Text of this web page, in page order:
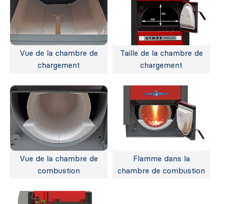
Vue de la chambre de
chargement
Taille de la chambre de
chargement
Vue de la chambre de
combustion
Flamme dans la
chambre de combustion